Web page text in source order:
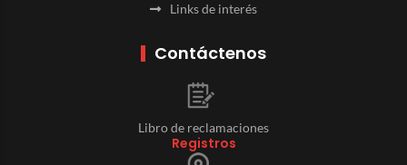
Links de interés
Contáctenos
Libro de reclamaciones
Registros